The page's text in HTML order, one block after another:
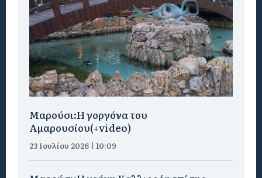
Μαρούσι:H γοργόνα του
Αμαρουσίου(+video)
23 Ιουλίου 2026 | 10:09